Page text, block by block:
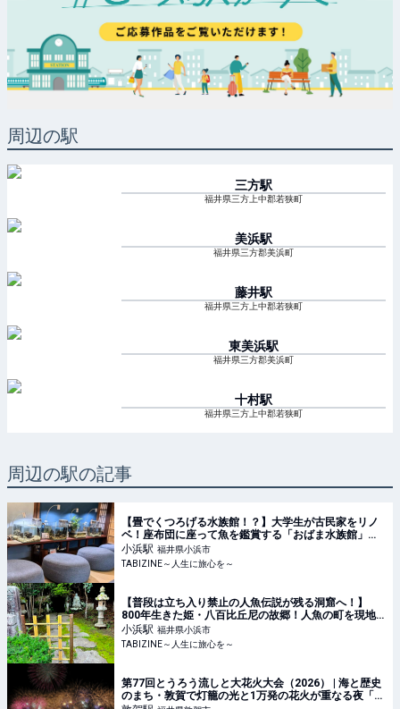
周辺の駅
三方駅
福井県三方上中郡若狭町
美浜駅
福井県三方郡美浜町
藤井駅
福井県三方上中郡若狭町
東美浜駅
福井県三方郡美浜町
十村駅
福井県三方上中郡若狭町
周辺の駅の記事
【畳でくつろげる水族館！？】大学生が古民家をリノ
ベ！座布団に座って魚を鑑賞する「おばま水族館」へ |
TABIZINE～人生に旅心を～
小浜駅 福井県小浜市
TABIZINE～人生に旅心を～
【普段は立ち入り禁止の人魚伝説が残る洞窟へ！】
800年生きた姫・八百比丘尼の故郷！人魚の町を現地
ルポ｜福井県小浜市 | TABIZINE～人生に旅心を～
小浜駅 福井県小浜市
TABIZINE～人生に旅心を～
第77回とうろう流しと大花火大会（2026） | 海と歴史
のまち・敦賀で灯籠の光と1万発の花火が重なる夜「と